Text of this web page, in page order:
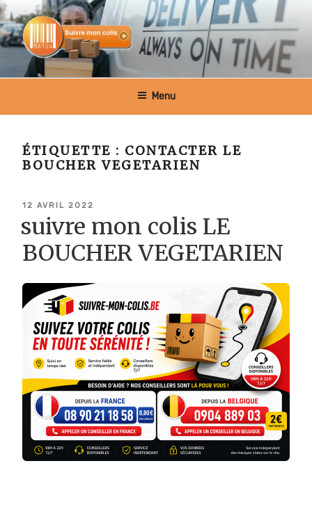
Aller
au
contenu
principal
SUIVRE MON COLIS BELGIQUE
Menu
ÉTIQUETTE : CONTACTER LE
BOUCHER VEGETARIEN
PUBLIÉ
12 AVRIL 2022
suivre mon colis LE
BOUCHER VEGETARIEN